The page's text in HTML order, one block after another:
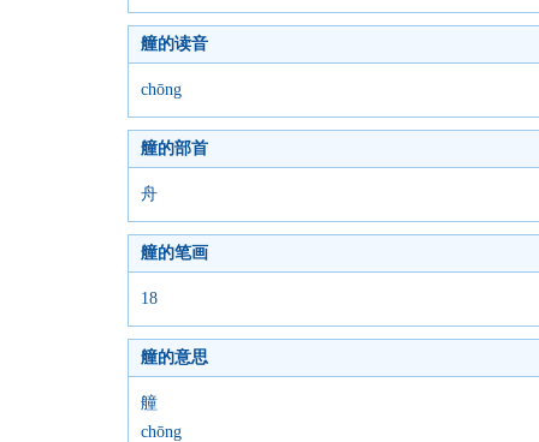
艟的读音
chōng
艟的部首
舟
艟的笔画
18
艟的意思
艟
chōng